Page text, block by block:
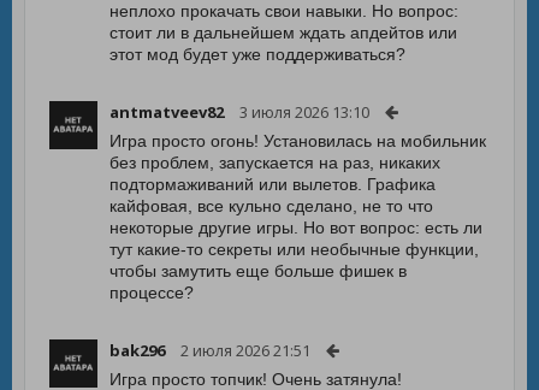
неплохо прокачать свои навыки. Но вопрос:
стоит ли в дальнейшем ждать апдейтов или
этот мод будет уже поддерживаться?
antmatveev82 3 июля 2026 13:10
Игра просто огонь! Установилась на мобильник
без проблем, запускается на раз, никаких
подтормаживаний или вылетов. Графика
кайфовая, все кульно сделано, не то что
некоторые другие игры. Но вот вопрос: есть ли
тут какие-то секреты или необычные функции,
чтобы замутить еще больше фишек в
процессе?
bak296 2 июля 2026 21:51
Игра просто топчик! Очень затянула!